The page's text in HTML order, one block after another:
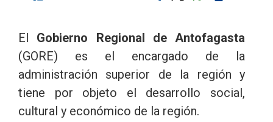
El Gobierno Regional de Antofagasta
(GORE) es el encargado de la
administración superior de la región y
tiene por objeto el desarrollo social,
cultural y económico de la región.